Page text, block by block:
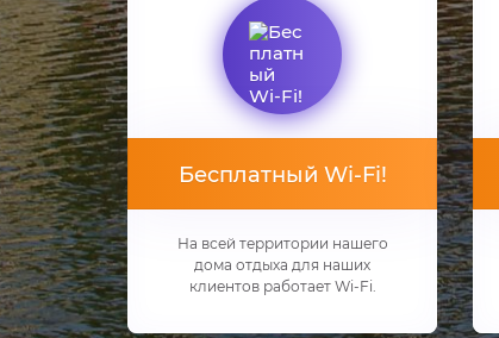
Бесплатный Wi-Fi!
На всей территории нашего
дома отдыха для наших
клиентов работает Wi-Fi.